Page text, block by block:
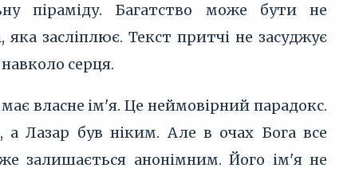
піраміду. Багатство може бути не
засліплює. Текст притчі не засуджує
серця.
власне ім'я. Це неймовірний парадокс.
а Лазар був ніким. Але в очах Бога все
залишається анонімним. Його ім'я не